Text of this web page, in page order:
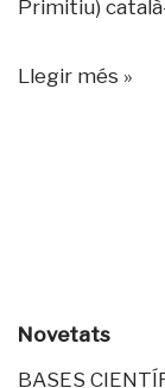
Primitiu)
Llegir més »
Novetats
BASES